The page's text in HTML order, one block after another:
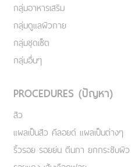
กลุ่มอาหารเสริม
กลุ่มดูแลผิวกาย
กลุ่มชุดเซ็ต
กลุ่มอื่นๆ
PROCEDURES (ปัญหา)
สิว
แผลเป็นสิว คีลอยด์ แผลเป็นต่างๆ
ริ้วรอย รอยย่น ตีนกา ยกกระชับผิว